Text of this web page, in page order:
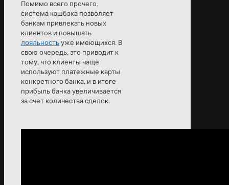
Помимо всего прочего,
система кэшбэка позволяет
банкам привлекать новых
клиентов и повышать
лояльностьуже имеющихся. В
свою очередь, это приводит к
тому, что клиенты чаще
используют платежные карты
конкретного банка, и в итоге
прибыль банка увеличивается
за счет количества сделок.